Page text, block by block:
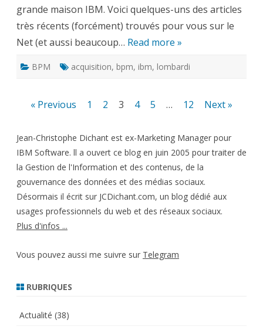
grande maison IBM. Voici quelques-uns des articles
très récents (forcément) trouvés pour vous sur le
Net (et aussi beaucoup… Read more »
BPM acquisition, bpm, ibm, lombardi
Pagination
publications
« Previous 1 2 3 4 5 … 12 Next »
Jean-Christophe Dichant est ex-Marketing Manager pour
IBM Software. ll a ouvert ce blog en juin 2005 pour traiter de
la Gestion de l'Information et des contenus, de la
gouvernance des données et des médias sociaux.
Désormais il écrit sur JCDichant.com, un blog dédié aux
usages professionnels du web et des réseaux sociaux.
Plus d'infos ...
Vous pouvez aussi me suivre sur Telegram
RUBRIQUES
Actualité (38)